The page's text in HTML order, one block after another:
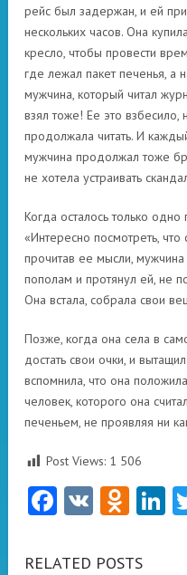
рейс был задержан, и ей
нескольких часов. Она
кресло, чтобы провести
где лежал пакет печенья,
мужчина, который читал
взял тоже! Ее это взбесило,
продолжала читать. И
мужчина продолжал тоже
не хотела устраивать
Когда осталось только
«Интересно посмотреть,
прочитав ее мысли,
пополам и протянул ей, не
Oна встала, собрала свои
Позже, когда она села в
достать свои очки, и
вспомнила, что она
человек, которого она
печеньем, не проявляя ни
Post Views: 1 506
Facebook
VK
RELATED POSTS